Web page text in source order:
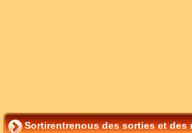
Sortirentrenous des sorties et des